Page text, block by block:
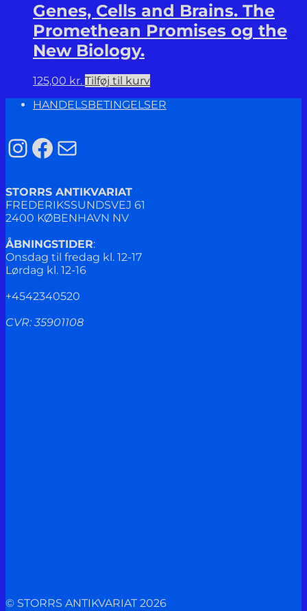
Genes, Cells and Brains. The
Promethean Promises og the
New Biology.
125,00 kr. Tilføj til kurv
HANDELSBETINGELSER
Instagram
Facebook
Mail
STORRS ANTIKVARIAT
FREDERIKSSUNDSVEJ 61
2400 KØBENHAVN NV
ÅBNINGSTIDER:
Onsdag til fredag kl. 12-17
Lørdag kl. 12-16
+4542340520
CVR: 35901108
© STORRS ANTIKVARIAT 2026